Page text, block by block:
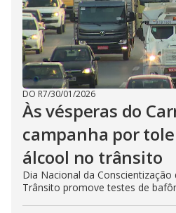
DO R7/30/01/2026
Às vésperas do
campanha por
álcool no trânsito
Dia Nacional da
Trânsito promove testes de